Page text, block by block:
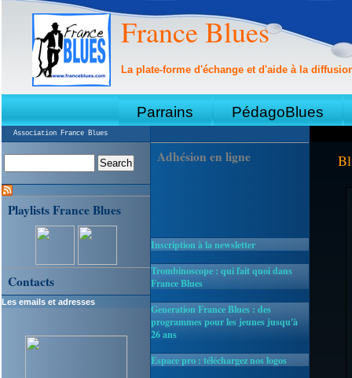
France Blues
La plate-forme d'échange et d'aide à la
Parrains PédagoBlues
Association France Blues
Adhésion en ligne
Inscription à la newsletter
Trombinoscope : qui fait quoi dans
France Blues
Generation France Blues : des
programmes pour les jeunes jusqu'à
26 ans
Espace pro : téléchargez nos logos
Playlists France Blues
Contacts
Les emails et adresses